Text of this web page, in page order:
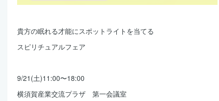
貴方の眠れる才能にスポットライトを当てる
スピリチュアルフェア
9/21(土)11:00〜18:00
横須賀産業交流プラザ 第一会議室